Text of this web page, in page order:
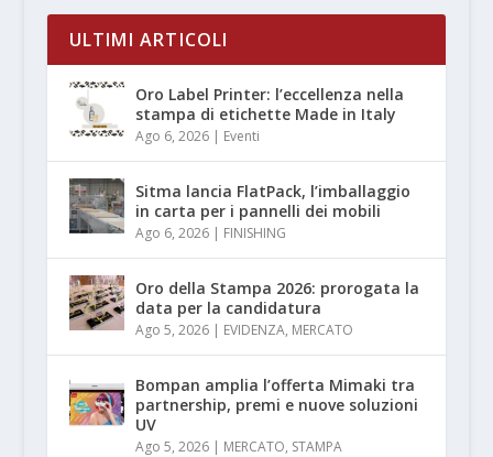
ULTIMI ARTICOLI
Oro Label Printer: l’eccellenza nella
stampa di etichette Made in Italy
Ago 6, 2026| Eventi
Sitma lancia FlatPack, l’imballaggio
in carta per i pannelli dei mobili
Ago 6, 2026| FINISHING
Oro della Stampa 2026: prorogata la
data per la candidatura
Ago 5, 2026| EVIDENZA, MERCATO
Bompan amplia l’offerta Mimaki tra
partnership, premi e nuove soluzioni
UV
Ago 5, 2026| MERCATO, STAMPA